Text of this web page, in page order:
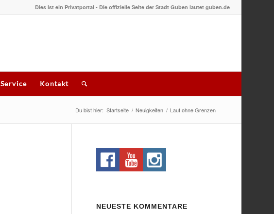
Dies ist ein Privatportal - Die offizielle Seite der Stadt Guben lautet guben.de
Service Kontakt
Du bist hier: Startseite / Neuigkeiten / Lauf ohne Grenzen
NEUESTE KOMMENTARE